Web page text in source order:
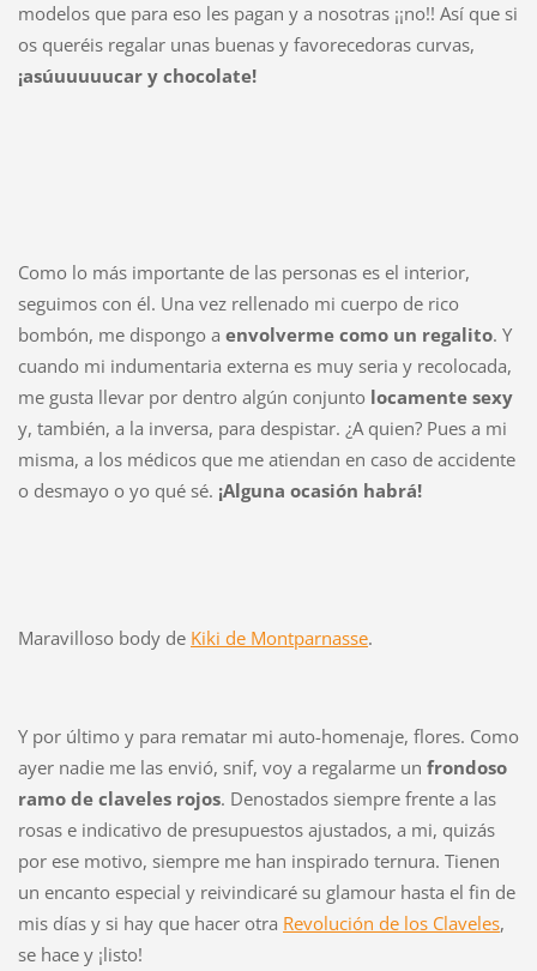
modelos que para eso les pagan y a nosotras ¡¡no!! Así que si
os queréis regalar unas buenas y favorecedoras curvas,
¡asúuuuuucar y chocolate!
Como lo más importante de las personas es el interior,
seguimos con él. Una vez rellenado mi cuerpo de rico
bombón, me dispongo a envolverme como un regalito. Y
cuando mi indumentaria externa es muy seria y recolocada,
me gusta llevar por dentro algún conjunto locamente sexy
y, también, a la inversa, para despistar. ¿A quien? Pues a mi
misma, a los médicos que me atiendan en caso de accidente
o desmayo o yo qué sé. ¡Alguna ocasión habrá!
Maravilloso body de Kiki de Montparnasse.
Y por último y para rematar mi auto-homenaje, flores. Como
ayer nadie me las envió, snif, voy a regalarme un frondoso
ramo de claveles rojos. Denostados siempre frente a las
rosas e indicativo de presupuestos ajustados, a mi, quizás
por ese motivo, siempre me han inspirado ternura. Tienen
un encanto especial y reivindicaré su glamour hasta el fin de
mis días y si hay que hacer otra Revolución de los Claveles,
se hace y ¡listo!